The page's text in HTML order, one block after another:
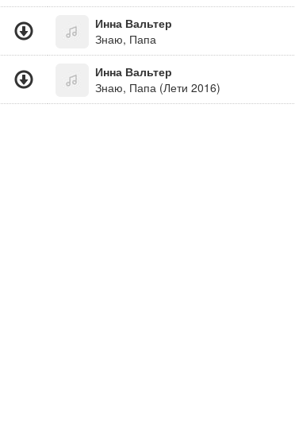
Инна Вальтер
Знаю, Папа
Инна Вальтер
Знаю, Папа (Лети 2016)